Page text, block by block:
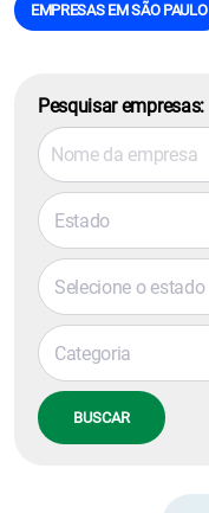
EMPRESAS EM SÃO PAULO
Pesquisar empresas:
Estado
Selecione o estado
Categoria
BUSCAR